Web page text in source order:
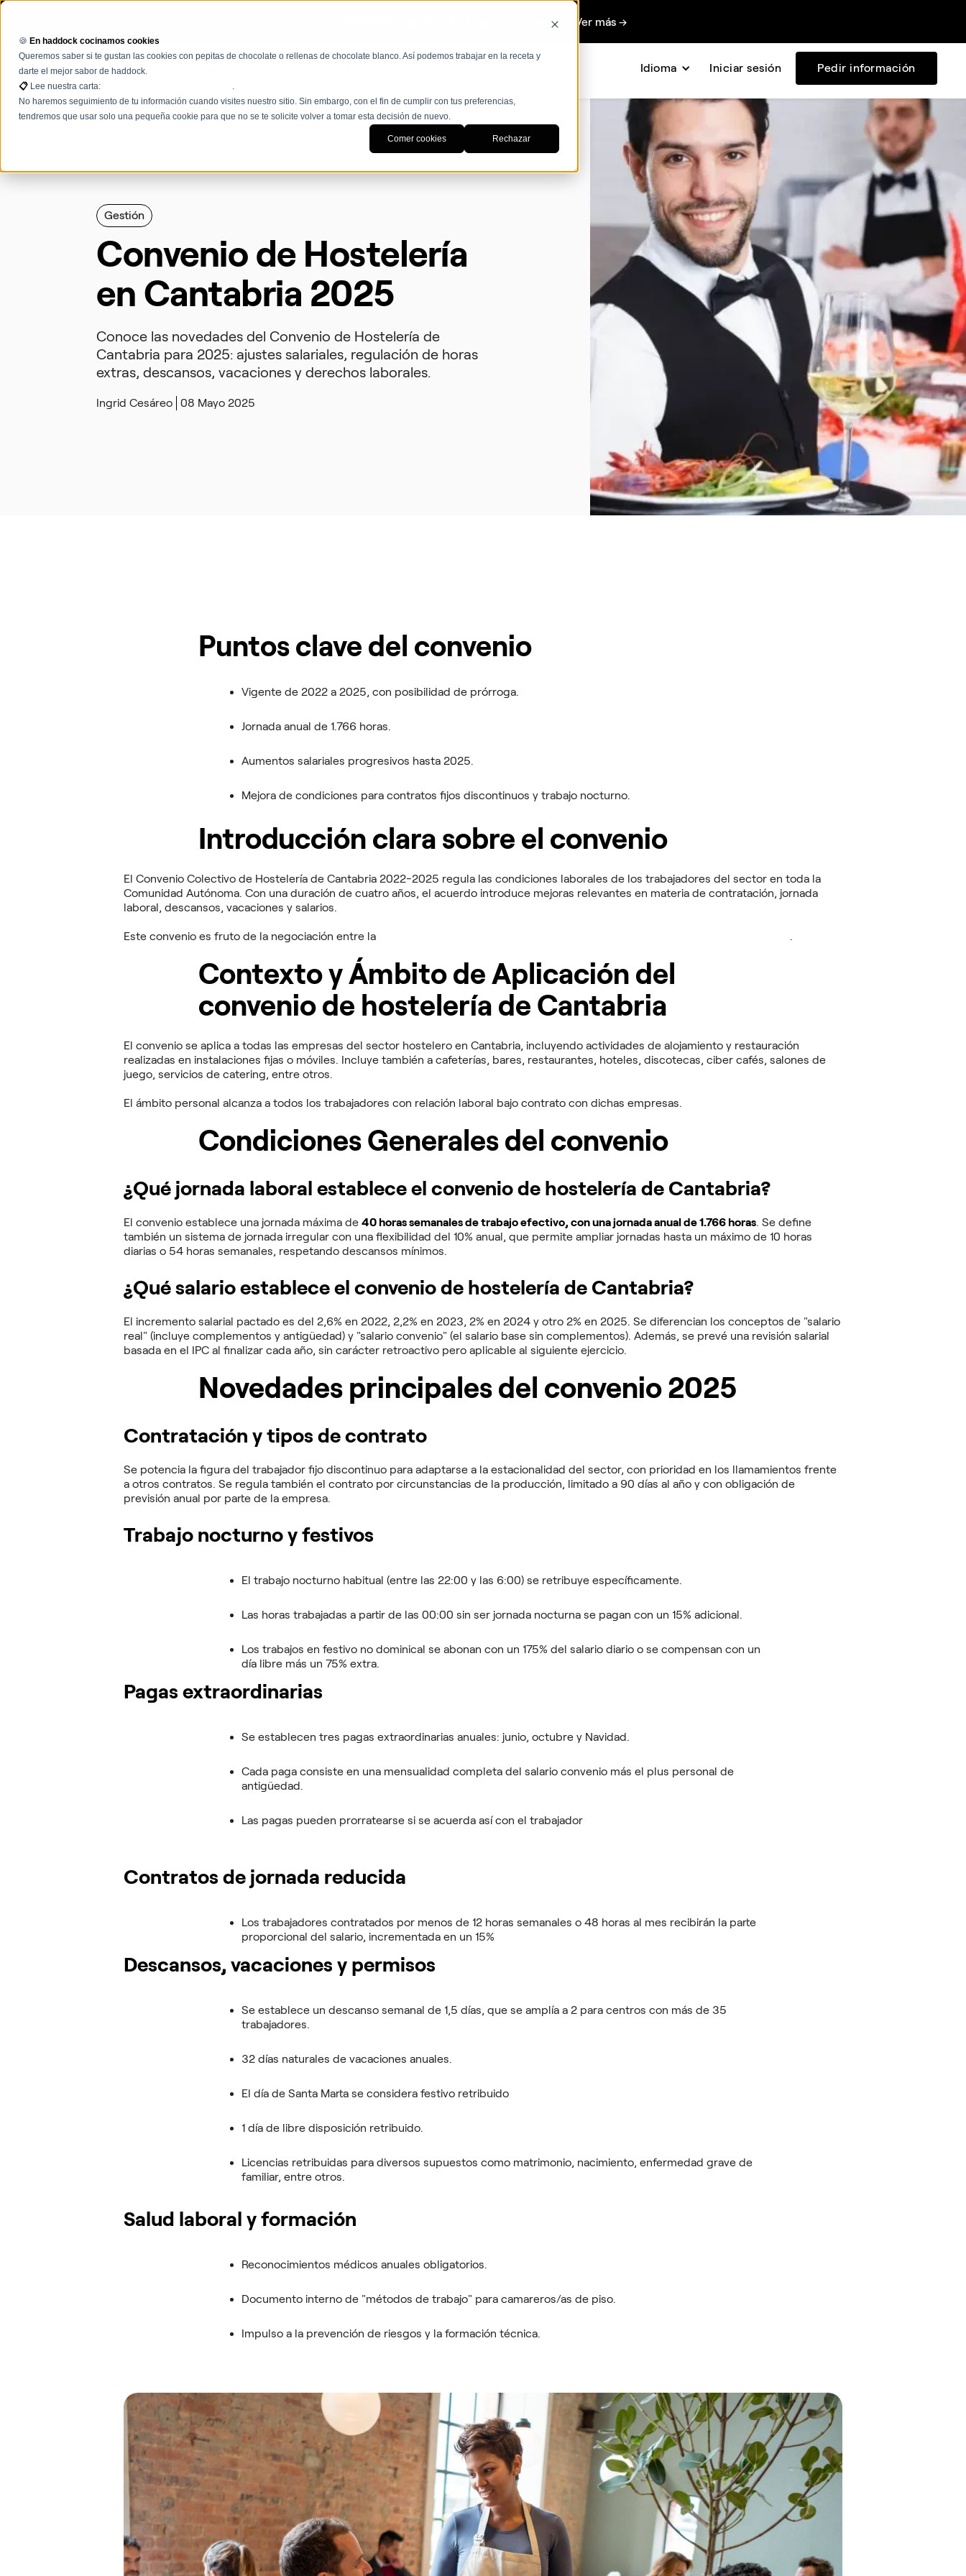
🍪 En haddock cocinamos cookies
Queremos saber si te gustan las cookies con pepitas de chocolate o rellenas de chocolate blanco. Así podemos trabajar en la receta y
darte el mejor sabor de haddock.
📋 Lee nuestra carta:
.
No haremos seguimiento de tu información cuando visites nuestro sitio. Sin embargo, con el fin de cumplir con tus preferencias,
tendremos que usar solo una pequeña cookie para que no se te solicite volver a tomar esta decisión de nuevo.
Comer cookies Rechazar
NOVEDAD: Agentes de IA para restauración Ver más →
Idioma Iniciar sesión Pedir información
Gestión
Convenio de Hostelería
en Cantabria 2025
Conoce las novedades del Convenio de Hostelería de
Cantabria para 2025: ajustes salariales, regulación de horas
extras, descansos, vacaciones y derechos laborales.
Ingrid Cesáreo 08 Mayo 2025
Puntos clave del convenio
Vigente de 2022 a 2025, con posibilidad de prórroga.
Jornada anual de 1.766 horas.
Aumentos salariales progresivos hasta 2025.
Mejora de condiciones para contratos fijos discontinuos y trabajo nocturno.
Introducción clara sobre el convenio
El Convenio Colectivo de Hostelería de Cantabria 2022-2025 regula las condiciones laborales de los trabajadores del sector en toda la
Comunidad Autónoma. Con una duración de cuatro años, el acuerdo introduce mejoras relevantes en materia de contratación, jornada
laboral, descansos, vacaciones y salarios.
Este convenio es fruto de la negociación entre la .
Contexto y Ámbito de Aplicación del
convenio de hostelería de Cantabria
El convenio se aplica a todas las empresas del sector hostelero en Cantabria, incluyendo actividades de alojamiento y restauración
realizadas en instalaciones fijas o móviles. Incluye también a cafeterías, bares, restaurantes, hoteles, discotecas, ciber cafés, salones de
juego, servicios de catering, entre otros.
El ámbito personal alcanza a todos los trabajadores con relación laboral bajo contrato con dichas empresas.
Condiciones Generales del convenio
¿Qué jornada laboral establece el convenio de hostelería de Cantabria?
El convenio establece una jornada máxima de 40 horas semanales de trabajo efectivo, con una jornada anual de 1.766 horas. Se define
también un sistema de jornada irregular con una flexibilidad del 10% anual, que permite ampliar jornadas hasta un máximo de 10 horas
diarias o 54 horas semanales, respetando descansos mínimos.
¿Qué salario establece el convenio de hostelería de Cantabria?
El incremento salarial pactado es del 2,6% en 2022, 2,2% en 2023, 2% en 2024 y otro 2% en 2025. Se diferencian los conceptos de "salario
real" (incluye complementos y antigüedad) y "salario convenio" (el salario base sin complementos). Además, se prevé una revisión salarial
basada en el IPC al finalizar cada año, sin carácter retroactivo pero aplicable al siguiente ejercicio.
Novedades principales del convenio 2025
Contratación y tipos de contrato
Se potencia la figura del trabajador fijo discontinuo para adaptarse a la estacionalidad del sector, con prioridad en los llamamientos frente
a otros contratos. Se regula también el contrato por circunstancias de la producción, limitado a 90 días al año y con obligación de
previsión anual por parte de la empresa.
Trabajo nocturno y festivos
El trabajo nocturno habitual (entre las 22:00 y las 6:00) se retribuye específicamente.
Las horas trabajadas a partir de las 00:00 sin ser jornada nocturna se pagan con un 15% adicional.
Los trabajos en festivo no dominical se abonan con un 175% del salario diario o se compensan con un
día libre más un 75% extra.
Pagas extraordinarias
Se establecen tres pagas extraordinarias anuales: junio, octubre y Navidad.
Cada paga consiste en una mensualidad completa del salario convenio más el plus personal de
antigüedad.
Las pagas pueden prorratearse si se acuerda así con el trabajador
Contratos de jornada reducida
Los trabajadores contratados por menos de 12 horas semanales o 48 horas al mes recibirán la parte
proporcional del salario, incrementada en un 15%
Descansos, vacaciones y permisos
Se establece un descanso semanal de 1,5 días, que se amplía a 2 para centros con más de 35
trabajadores.
32 días naturales de vacaciones anuales.
El día de Santa Marta se considera festivo retribuido
1 día de libre disposición retribuido.
Licencias retribuidas para diversos supuestos como matrimonio, nacimiento, enfermedad grave de
familiar, entre otros.
Salud laboral y formación
Reconocimientos médicos anuales obligatorios.
Documento interno de "métodos de trabajo" para camareros/as de piso.
Impulso a la prevención de riesgos y la formación técnica.